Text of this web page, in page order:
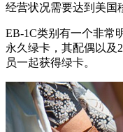
经营状况需要达到美国
EB-1C类别有一个非常
永久绿卡，其配偶以及
员一起获得绿卡。